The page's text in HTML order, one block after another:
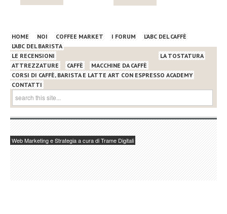
HOME NOI COFFEE MARKET I FORUM
L’ABC DEL CAFFÈ
L’ABC DEL BARISTA
LE RECENSIONI
ATTREZZATURE
CAFFÈ MACCHINE DA CAFFÈ
LA TOSTATURA
CORSI DI CAFFÈ, BARISTA E LATTE ART CON ESPRESSO ACADEMY
CONTATTI
Web Marketing e Strategia a cura di Trame Digitali